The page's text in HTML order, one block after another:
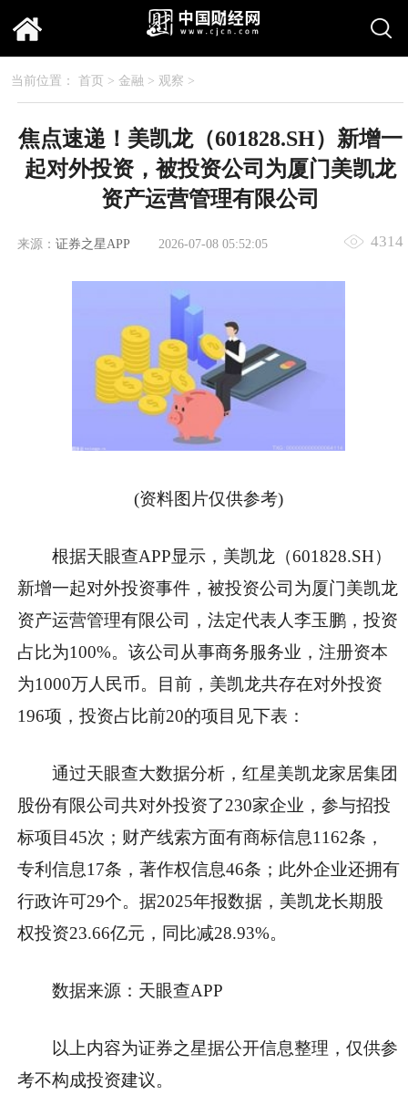
当前位置： 首页 > 金融 > 观察 >
焦点速递！美凯龙（601828.SH）新增一
起对外投资，被投资公司为厦门美凯龙
资产运营管理有限公司
来源： 证券之星APP 2026-07-08 05:52:05 4314
(资料图片仅供参考)
根据天眼查APP显示，美凯龙（601828.SH）
新增一起对外投资事件，被投资公司为厦门美凯龙
资产运营管理有限公司，法定代表人李玉鹏，投资
占比为100%。该公司从事商务服务业，注册资本
为1000万人民币。目前，美凯龙共存在对外投资
196项，投资占比前20的项目见下表：
通过天眼查大数据分析，红星美凯龙家居集团
股份有限公司共对外投资了230家企业，参与招投
标项目45次；财产线索方面有商标信息1162条，
专利信息17条，著作权信息46条；此外企业还拥有
行政许可29个。据2025年报数据，美凯龙长期股
权投资23.66亿元，同比减28.93%。
数据来源：天眼查APP
以上内容为证券之星据公开信息整理，仅供参
考不构成投资建议。